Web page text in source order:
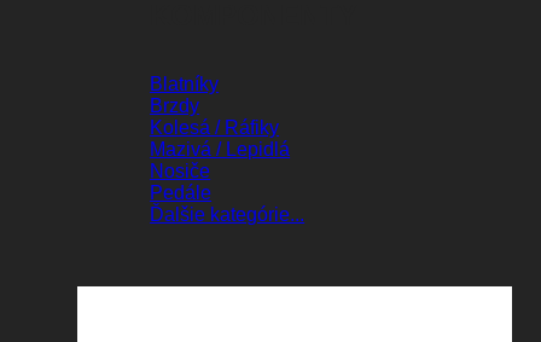
Blatníky
Brzdy
Kolesá / Ráfiky
Mazivá / Lepidlá
Nosiče
Pedále
Ďalšie kategórie...